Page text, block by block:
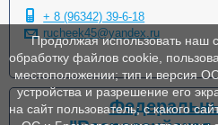
+ 8 (96342) 39-6-18
rucheek45@yandex.ru
Продолжая использовать наш
обработку файлов cookie,
местоположении; тип и версия
устройства и разрешение его
на сайт пользователь; с какого